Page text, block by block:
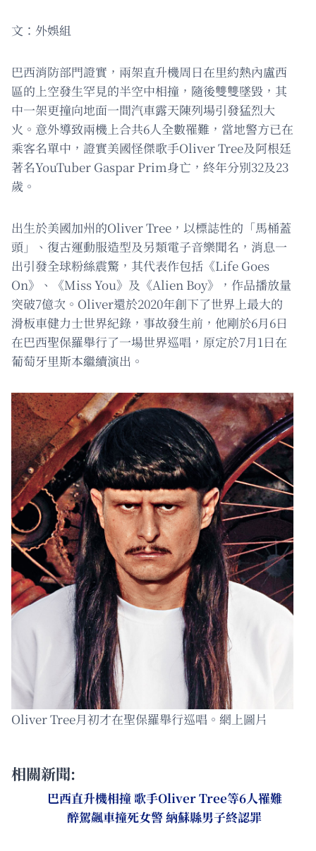
文：外娛組
巴西消防部門證實，兩架直升機周日在里約熱內盧西
區的上空發生罕見的半空中相撞，隨後雙雙墜毀，其
中一架更撞向地面一間汽車露天陳列場引發猛烈大
火。意外導致兩機上合共6人全數罹難，當地警方已在
乘客名單中，證實美國怪傑歌手Oliver Tree及阿根廷
著名YouTuber Gaspar Prim身亡，終年分別32及23
歲。
出生於美國加州的Oliver Tree，以標誌性的「馬桶蓋
頭」、復古運動服造型及另類電子音樂聞名，消息一
出引發全球粉絲震驚，其代表作包括《Life Goes
On》、《Miss You》及《Alien Boy》，作品播放量
突破7億次。Oliver還於2020年創下了世界上最大的
滑板車健力士世界紀錄，事故發生前，他剛於6月6日
在巴西聖保羅舉行了一場世界巡唱，原定於7月1日在
葡萄牙里斯本繼續演出。
Oliver Tree月初才在聖保羅舉行巡唱。網上圖片
相關新聞:
巴西直升機相撞 歌手Oliver Tree等6人罹難
醉駕飆車撞死女警 納蘇縣男子終認罪